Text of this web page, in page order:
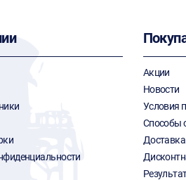
Акции
Новости
Условия
Способы
Доставка